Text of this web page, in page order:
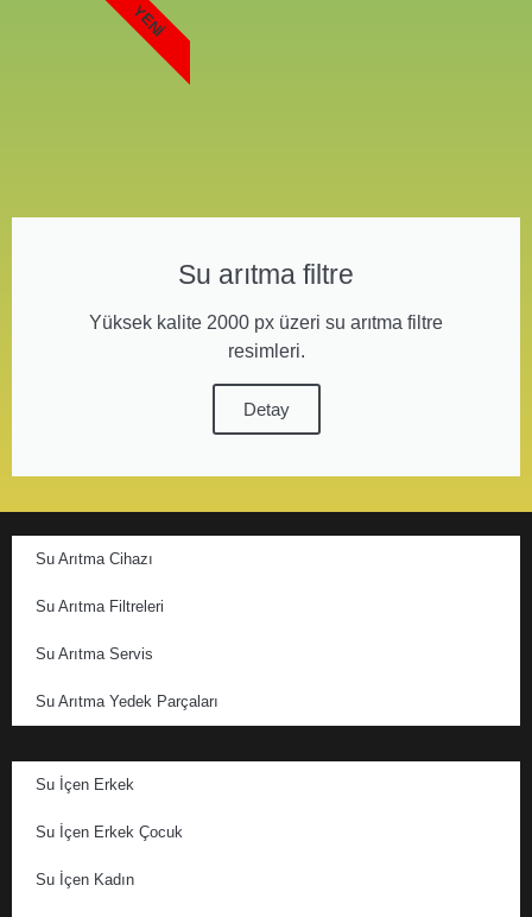
Su arıtma filtre
Yüksek kalite 2000 px üzeri su arıtma filtre
resimleri.
Detay
YENI
Su Arıtma Cihazı
Su Arıtma Filtreleri
Su Arıtma Servis
Su Arıtma Yedek Parçaları
Su İçen Erkek
Su İçen Erkek Çocuk
Su İçen Kadın